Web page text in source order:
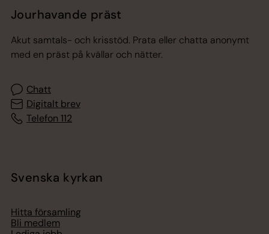
Jourhavande präst
Akut samtals- och krisstöd. Prata eller chatta anonymt
med en präst på kvällar och nätter.
Chatt
Digitalt brev
Telefon 112
Svenska kyrkan
Hitta församling
Bli medlem